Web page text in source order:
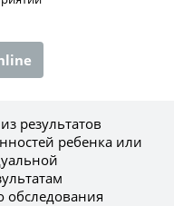
результатов
ребенка или
обследования